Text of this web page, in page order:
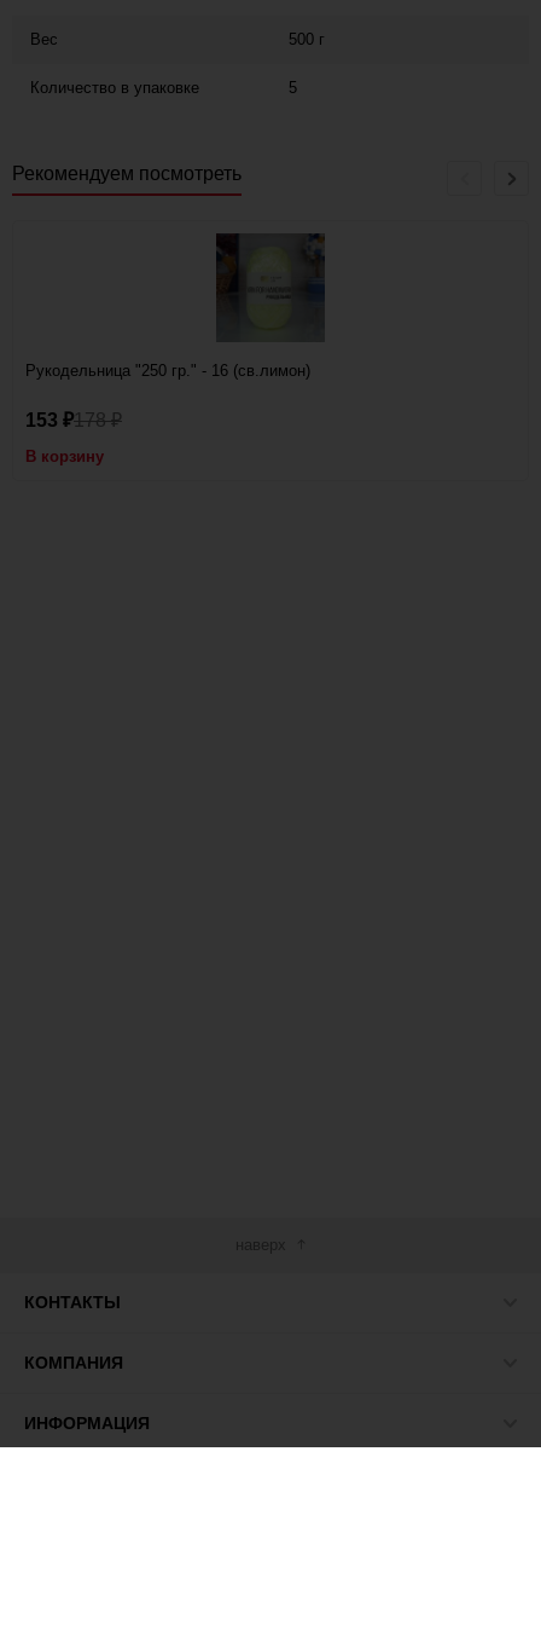
Вес 500 г
Количество в упаковке 5
Рекомендуем посмотреть
Рукодельница "250 гр." - 16 (св.лимон)
153 ₽178₽
В корзину
наверх
КОНТАКТЫ
КОМПАНИЯ
ИНФОРМАЦИЯ